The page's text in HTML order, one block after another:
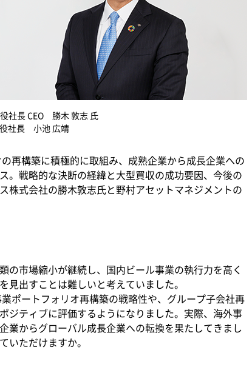
社長 CEO 勝木 敦志 氏
役社長 小池 広靖
再構築に積極的に取組み、成熟企業から成長企業への
。戦略的な決断の経緯と大型買収の成功要因、今後の
株式会社の勝木敦志氏と野村アセットマネジメントの
市場縮小が継続し、国内ビール事業の執行力を高く
出すことは難しいと考えていました。
ポートフォリオ再構築の戦略性や、グループ子会社再
ジティブに評価するようになりました。実際、海外事
業からグローバル成長企業への転換を果たしてきまし
いただけますか。